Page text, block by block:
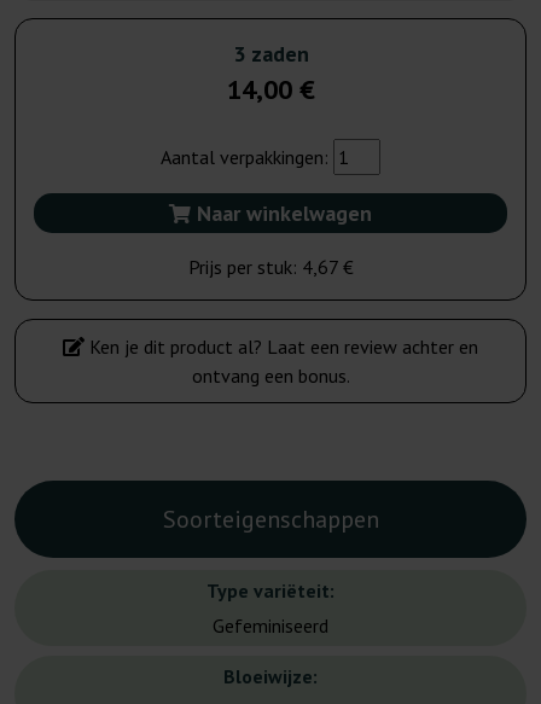
3 zaden
14,00 €
Aantal verpakkingen:
Naar winkelwagen
Prijs per stuk: 4,67 €
Ken je dit product al? Laat een review achter en
ontvang een bonus.
Soorteigenschappen
Type variëteit:
Gefeminiseerd
Bloeiwijze: